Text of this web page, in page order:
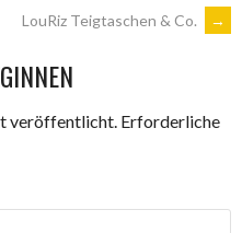
LouRiz Teigtaschen & Co. →
veröffentlicht. Erforderliche